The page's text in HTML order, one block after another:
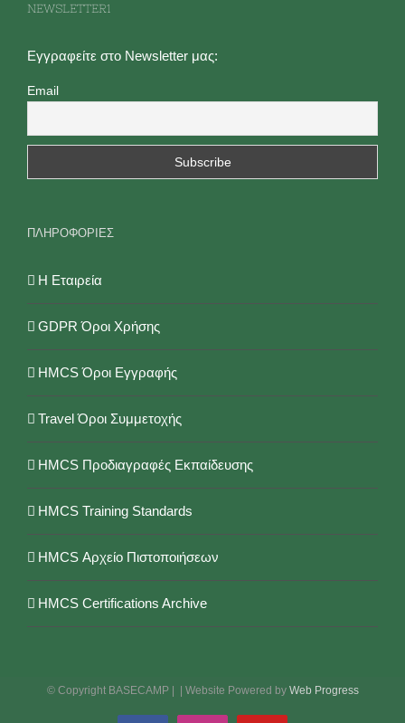
NEWSLETTER1
Εγγραφείτε στο Newsletter μας:
Email
ΠΛΗΡΟΦΟΡΙΕΣ
Η Εταιρεία
GDPR Όροι Χρήσης
HMCS Όροι Εγγραφής
Travel Όροι Συμμετοχής
HMCS Προδιαγραφές Εκπαίδευσης
HMCS Training Standards
HMCS Αρχείο Πιστοποιήσεων
HMCS Certifications Archive
© Copyright BASECAMP | | Website Powered by Web Progress